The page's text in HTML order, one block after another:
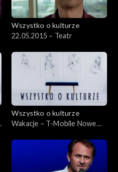
Wszystko o kulturze
22.05.2015 – Teatr
Wszystko o kulturze
Wakacje – T-Mobile Nowe